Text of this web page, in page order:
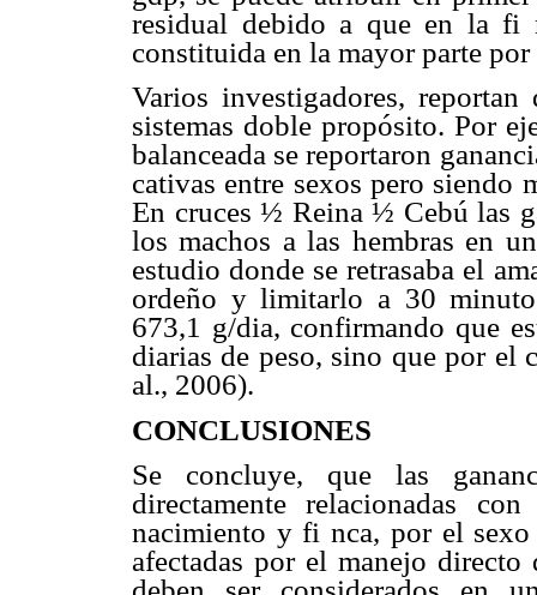
residual debido a que en la fi
constituida en la mayor parte
Varios investigadores,
sistemas doble propósito. Por
balanceada se reportaron
cativas entre sexos pero siendo
En cruces ½ Reina ½ Cebú las
los machos a las hembras en
estudio donde se retrasaba el
ordeño y limitarlo a 30
673,1 g/dia, confirmando que
diarias de peso, sino que por el
al., 2006).
CONCLUSIONES
Se concluye, que las
directamente relacionadas
nacimiento y fi nca, por el
afectadas por el manejo